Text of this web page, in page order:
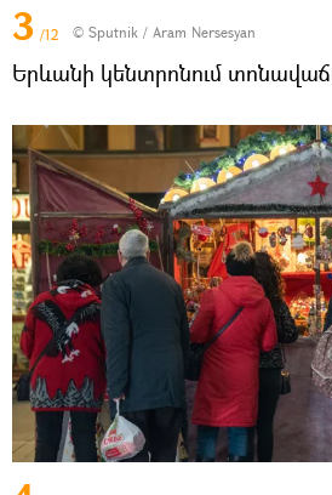
3 /12 © Sputnik / Aram Nersesyan
Երևանի կենտրոնում